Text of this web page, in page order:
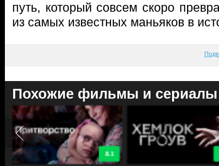
путь, который совсем скоро
из самых известных маньяков в
Похожие фильмы и сериалы
8.1